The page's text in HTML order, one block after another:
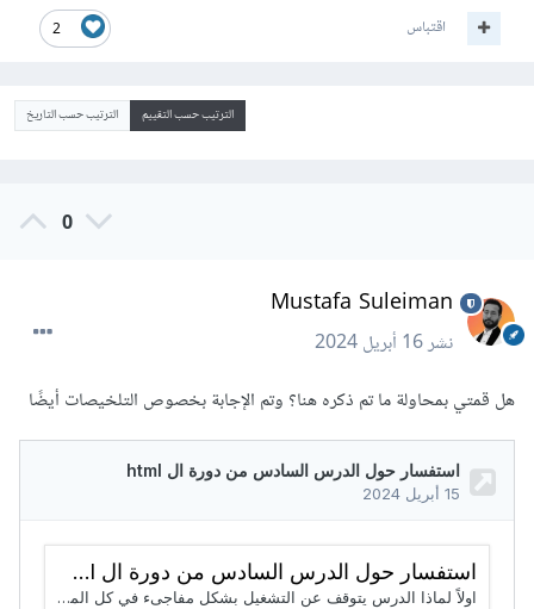
2 اقتباس
الترتيب حسب التقييم الترتيب حسب التاريخ
0
Mustafa Suleiman
نشر16 أبريل 2024
هل قمتي بمحاولة ما تم ذكره هنا؟ وتم الإجابة بخصوص التلخيصات أيضًا